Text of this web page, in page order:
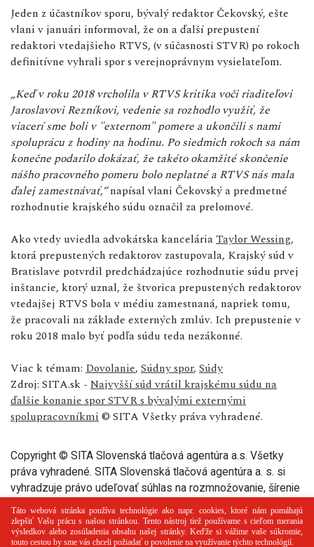
Jeden z účastníkov sporu, bývalý redaktor Čekovský, ešte
vlani v januári informoval, že on a ďalší prepustení
redaktori vtedajšieho RTVS, (v súčasnosti STVR) po rokoch
definitívne vyhrali spor s verejnoprávnym vysielateľom.
„Keď v roku 2018 vrcholila v RTVS kritika voči riaditeľovi
Jaroslavovi Rezníkovi, vedenie sa rozhodlo využiť, že
viacerí sme boli v "externom" pomere a ukončili s nami
spoluprácu z hodiny na hodinu. Po siedmich rokoch sa nám
konečne podarilo dokázať, že takéto okamžité skončenie
nášho pracovného pomeru bolo neplatné a RTVS nás mala
ďalej zamestnávať,“napísal vlani Čekovský a predmetné
rozhodnutie krajského súdu označil za prelomové.
Ako vtedy uviedla advokátska kanceláriaTaylor Wessing,
ktorá prepustených redaktorov zastupovala, Krajský súd v
Bratislave potvrdil predchádzajúce rozhodnutie súdu prvej
inštancie, ktorý uznal, že štvorica prepustených redaktorov
vtedajšej RTVS bola v médiu zamestnaná, napriek tomu,
že pracovali na základe externých zmlúv. Ich prepustenie v
roku 2018 malo byť podľa súdu teda nezákonné.
Viac k témam: Dovolanie, Súdny spor, Súdy
Zdroj: SITA.sk - Najvyšší súd vrátil krajskému súdu na
ďalšie konanie spor STVR s bývalými externými
spolupracovníkmi © SITA Všetky práva vyhradené.
Copyright © SITA Slovenská tlačová agentúra a.s. Všetky
práva vyhradené. SITA Slovenská tlačová agentúra a. s. si
vyhradzuje právo udeľovať súhlas na rozmnožovanie, šírenie